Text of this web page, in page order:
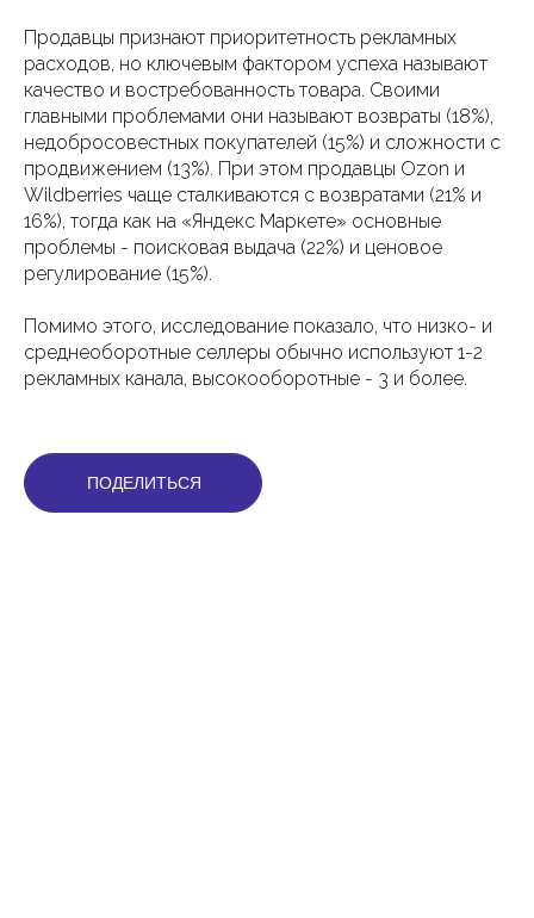
Продавцы признают приоритетность рекламных
расходов, но ключевым фактором успеха называют
качество и востребованность товара. Своими
главными проблемами они называют возвраты (18%),
недобросовестных покупателей (15%) и сложности с
продвижением (13%). При этом продавцы Ozon и
Wildberries чаще сталкиваются с возвратами (21% и
16%), тогда как на «Яндекс Маркете» основные
проблемы - поисковая выдача (22%) и ценовое
регулирование (15%).
Помимо этого, исследование показало, что низко- и
среднеоборотные селлеры обычно используют 1-2
рекламных канала, высокооборотные - 3 и более.
ПОДЕЛИТЬСЯ